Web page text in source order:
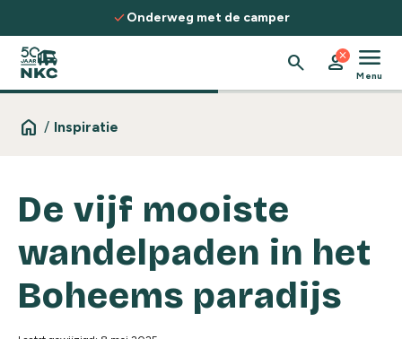
Spring naar de inhoud
Onderweg met de camper
search person
close menu
Menu
home / Inspiratie
De vijf mooiste
wandelpaden in het
Boheems paradijs